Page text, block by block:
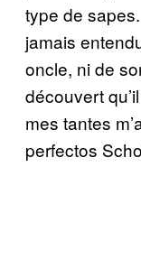
type de
jamais
oncle, ni de
découvert
mes tantes
perfectos